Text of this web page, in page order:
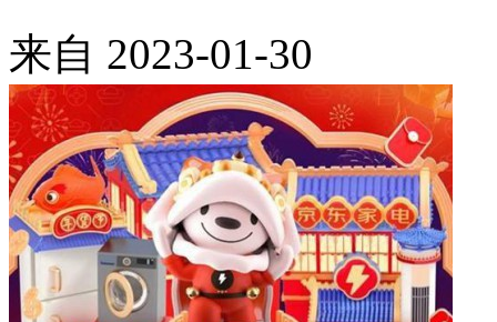
来自 2023-01-30